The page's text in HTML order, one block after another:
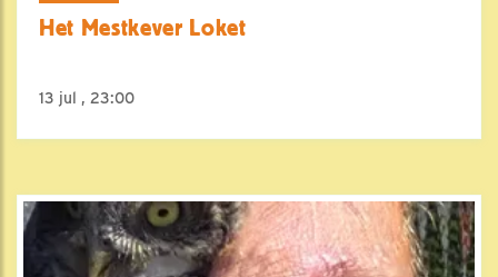
Het Mestkever Loket
13 jul , 23:00